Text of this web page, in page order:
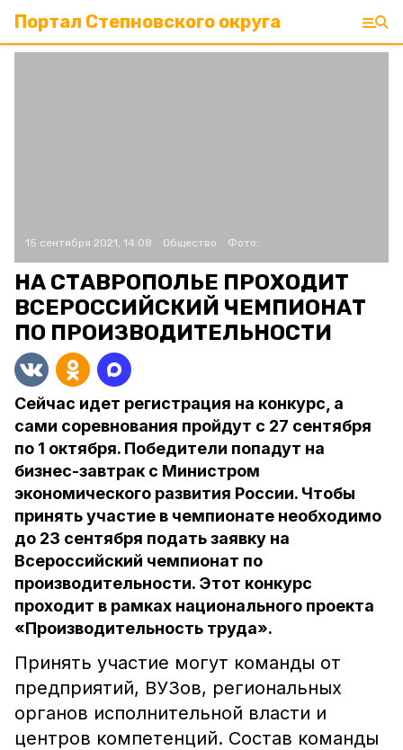
Портал Степновского округа
15 сентября 2021, 14:08 Общество Фото:
НА СТАВРОПОЛЬЕ ПРОХОДИТ
ВСЕРОССИЙСКИЙ ЧЕМПИОНАТ
ПО ПРОИЗВОДИТЕЛЬНОСТИ
Сейчас идет регистрация на конкурс, а
сами соревнования пройдут с 27 сентября
по 1 октября. Победители попадут на
бизнес-завтрак с Министром
экономического развития России. Чтобы
принять участие в чемпионате необходимо
до 23 сентября подать заявку на
Всероссийский чемпионат по
производительности. Этот конкурс
проходит в рамках национального проекта
«Производительность труда».
Принять участие могут команды от
предприятий, ВУЗов, региональных
органов исполнительной власти и
центров компетенций. Состав команды